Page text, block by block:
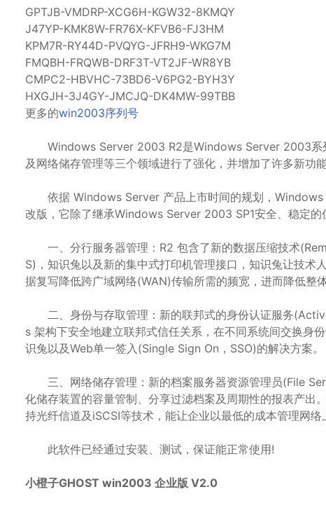
GPTJB-VMDRP-XCG6H-KGW32-8KMQY
J47YP-KMK8W-FR76X-KFVB6-FJ3HM
KPM7R-RY44D-PVQYG-JFRH9-WKG7M
FMQBH-FRQWB-DRF3T-VT2JF-WR8YB
CMPC2-HBVHC-73BD6-V6PG2-BYH3Y
HXGJH-3J4GY-JMCJQ-DK4MW-99TBB
更多的win2003序列号
Windows Server 2003 R2是Windows Server 2003系列
及网络储存管理等三个领域进行了强化，并增加了许多新
依据 Windows Server 产品上市时间的规划，Windows
改版，它除了继承Windows Server 2003 SP1安全、稳定的
一、分行服务器管理：R2 包含了新的数据压缩技术
S)，知识兔以及新的集中式打印机管理接口，知识兔让技术
据复写降低跨广域网络(WAN)传输所需的频宽，进而降低整
二、身份与存取管理：新的联邦式的身份认证服务
s 架构下安全地建立联邦式信任关系，在不同系统间交换身
识兔以及Web单一签入(Single Sign On，SSO)的解决方案。
三、网络储存管理：新的档案服务器资源管理员(File
化储存装置的容量管制、分享过滤档案及周期性的报表产出
持光纤信道及iSCSI等技术，能让企业以最低的成本管理网络
此软件已经通过安装、测试，保证能正常使用!
小橙子GHOST win2003 企业版 V2.0